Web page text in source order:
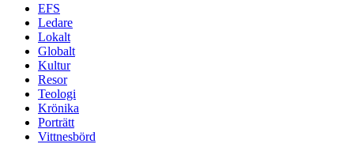
EFS
Ledare
Lokalt
Globalt
Kultur
Resor
Teologi
Krönika
Porträtt
Vittnesbörd